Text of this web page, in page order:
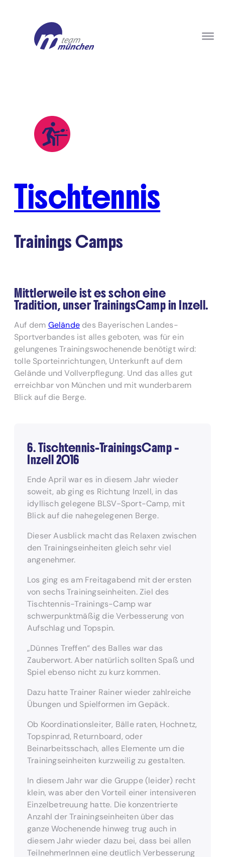
Tischtennis
Trainings Camps
Mittlerweile ist es schon eine
Tradition, unser TrainingsCamp in Inzell.
Auf dem Gelände des Bayerischen Landes-
Sportverbandes ist alles geboten, was für ein
gelungenes Trainingswochenende benötigt wird:
tolle Sporteinrichtungen, Unterkunft auf dem
Gelände und Vollverpflegung. Und das alles gut
erreichbar von München und mit wunderbarem
Blick auf die Berge.
6. Tischtennis-TrainingsCamp –
Inzell 2016
Ende April war es in diesem Jahr wieder
soweit, ab ging es Richtung Inzell, in das
idyllisch gelegene BLSV-Sport-Camp, mit
Blick auf die nahegelegenen Berge.
Dieser Ausblick macht das Relaxen zwischen
den Trainingseinheiten gleich sehr viel
angenehmer.
Los ging es am Freitagabend mit der ersten
von sechs Trainingseinheiten. Ziel des
Tischtennis-Trainings-Camp war
schwerpunktmäßig die Verbesserung von
Aufschlag und Topspin.
„Dünnes Treffen“ des Balles war das
Zauberwort. Aber natürlich sollten Spaß und
Spiel ebenso nicht zu kurz kommen.
Dazu hatte Trainer Rainer wieder zahlreiche
Übungen und Spielformen im Gepäck.
Ob Koordinationsleiter, Bälle raten, Hochnetz,
Topspinrad, Returnboard, oder
Beinarbeitsschach, alles Elemente um die
Trainingseinheiten kurzweilig zu gestalten.
In diesem Jahr war die Gruppe (leider) recht
klein, was aber den Vorteil einer intensiveren
Einzelbetreuung hatte. Die konzentrierte
Anzahl der Trainingseinheiten über das
ganze Wochenende hinweg trug auch in
diesem Jahr wieder dazu bei, dass bei allen
TeilnehmerInnen eine deutlich Verbesserung